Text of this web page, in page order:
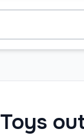
Toys